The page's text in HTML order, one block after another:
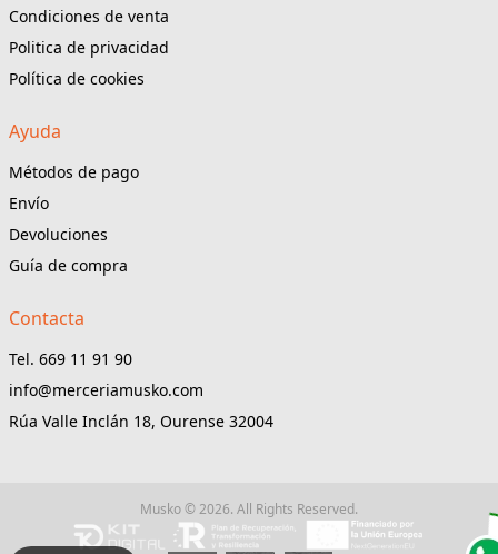
Condiciones de venta
Politica de privacidad
Política de cookies
Ayuda
Métodos de pago
Envío
Devoluciones
Guía de compra
Contacta
Tel. 669 11 91 90
info@merceriamusko.com
Rúa Valle Inclán 18, Ourense 32004
Musko © 2026. All Rights Reserved.